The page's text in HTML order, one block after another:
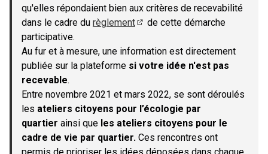
qu'elles répondaient bien aux critères de recevabilité
dans le cadre du règlement
de cette démarche
participative.
Au fur et à mesure, une information est directement
publiée sur la plateforme si votre idée n'est pas
recevable.
Entre novembre 2021 et mars 2022, se sont déroulés
les ateliers citoyens pour l’écologie par
quartier ainsi que les ateliers citoyens pour le
cadre de vie par quartier. Ces rencontres ont